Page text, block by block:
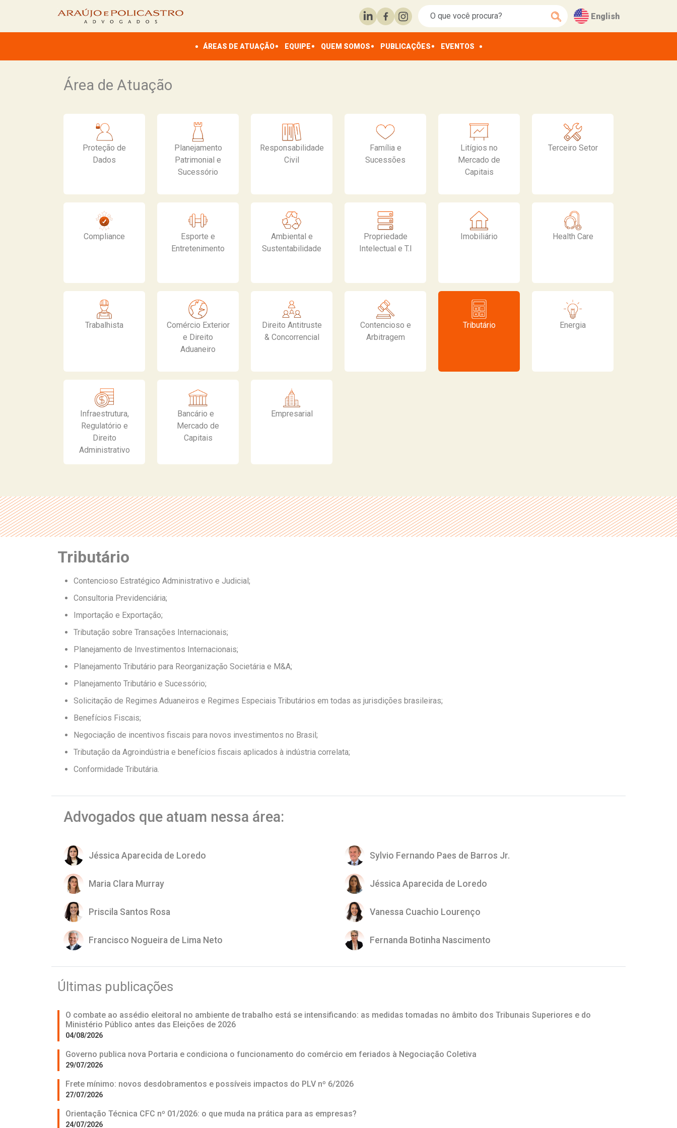
English
ÁREAS DE ATUAÇÃO EQUIPE QUEM SOMOS PUBLICAÇÕES EVENTOS
Área de Atuação
Proteção de
Dados
Planejamento
Patrimonial e
Sucessório
Responsabilidade
Civil
Família e
Sucessões
Litígios no
Mercado de
Capitais
Terceiro Setor
Compliance
Esporte e
Entretenimento
Ambiental e
Sustentabilidade
Propriedade
Intelectual e T.I
Imobiliário Health Care
Trabalhista
Comércio Exterior
e Direito
Aduaneiro
Direito Antitruste
& Concorrencial
Contencioso e
Arbitragem
Tributário Energia
Infraestrutura,
Regulatório e
Direito
Administrativo
Bancário e
Mercado de
Capitais
Empresarial
Tributário
Contencioso Estratégico Administrativo e Judicial;
Consultoria Previdenciária;
Importação e Exportação;
Tributação sobre Transações Internacionais;
Planejamento de Investimentos Internacionais;
Planejamento Tributário para Reorganização Societária e M&A;
Planejamento Tributário e Sucessório;
Solicitação de Regimes Aduaneiros e Regimes Especiais Tributários em todas as jurisdições brasileiras;
Benefícios Fiscais;
Negociação de incentivos fiscais para novos investimentos no Brasil;
Tributação da Agroindústria e benefícios fiscais aplicados à indústria correlata;
Conformidade Tributária.
Advogados que atuam nessa área:
Jéssica Aparecida de Loredo Sylvio Fernando Paes de Barros Jr.
Maria Clara Murray Jéssica Aparecida de Loredo
Priscila Santos Rosa Vanessa Cuachio Lourenço
Francisco Nogueira de Lima Neto Fernanda Botinha Nascimento
Últimas publicações
O combate ao assédio eleitoral no ambiente de trabalho está se intensificando: as medidas tomadas no âmbito dos Tribunais Superiores e do
Ministério Público antes das Eleições de 2026
04/08/2026
Governo publica nova Portaria e condiciona o funcionamento do comércio em feriados à Negociação Coletiva
29/07/2026
Frete mínimo: novos desdobramentos e possíveis impactos do PLV nº 6/2026
27/07/2026
Orientação Técnica CFC nº 01/2026: o que muda na prática para as empresas?
24/07/2026